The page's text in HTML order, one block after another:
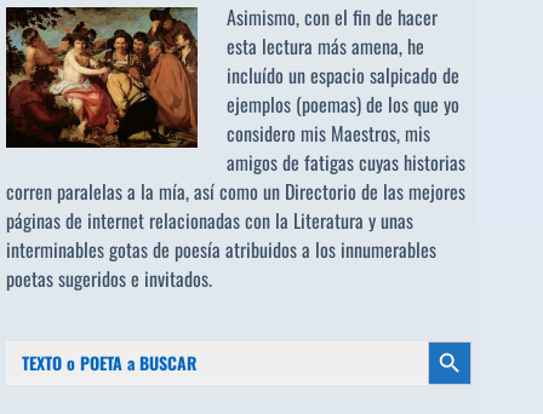
Asimismo, con el fin de hacer
esta lectura más amena, he
incluído un espacio salpicado de
ejemplos (poemas) de los que yo
considero mis Maestros, mis
amigos de fatigas cuyas historias
corren paralelas a la mía, así como un Directorio de las mejores
páginas de internet relacionadas con la Literatura y unas
interminables gotas de poesía atribuidos a los innumerables
poetas sugeridose invitados.
Botón de búsqueda